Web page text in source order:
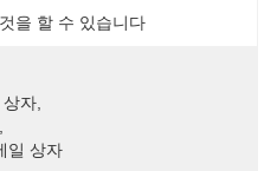
을 할 수 있습니다
상자
일 상자